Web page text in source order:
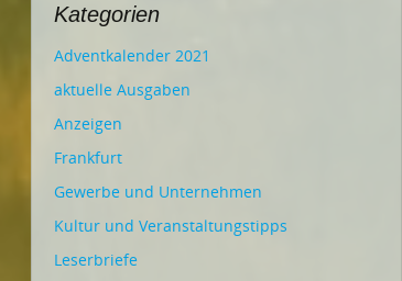
Kategorien
Adventkalender 2021
aktuelle Ausgaben
Anzeigen
Frankfurt
Gewerbe und Unternehmen
Kultur und Veranstaltungstipps
Leserbriefe